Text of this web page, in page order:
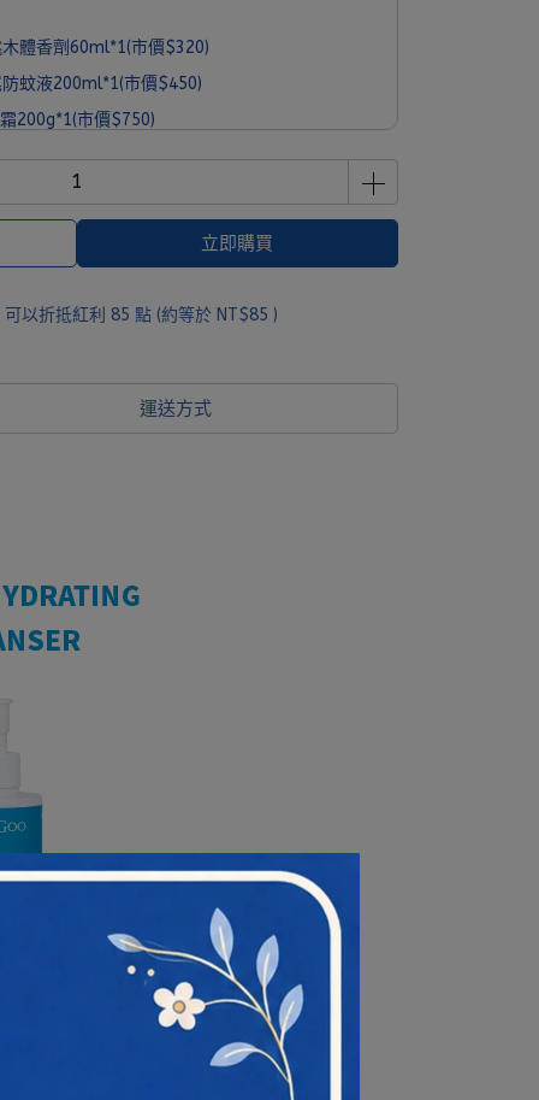
體香劑60ml*1(市價$320)
蚊液200ml*1(市價$450)
200g*1(市價$750)
典旅行組*1(市價$1090)
立即購買
以折抵紅利 85 點 (約等於 NT$85 )
運送方式